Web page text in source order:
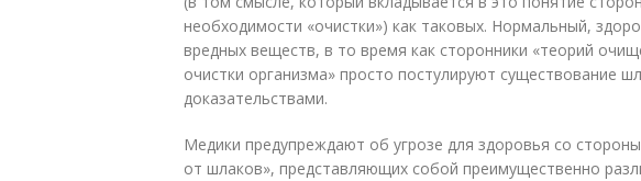
необходимости «очистки») как таковых. Нормальный,
вредных веществ, в то время как сторонники «теорий
очистки организма» просто постулируют существование
доказательствами.
Медики предупреждают об угрозе для здоровья со
от шлаков», представляющих собой преимущественно